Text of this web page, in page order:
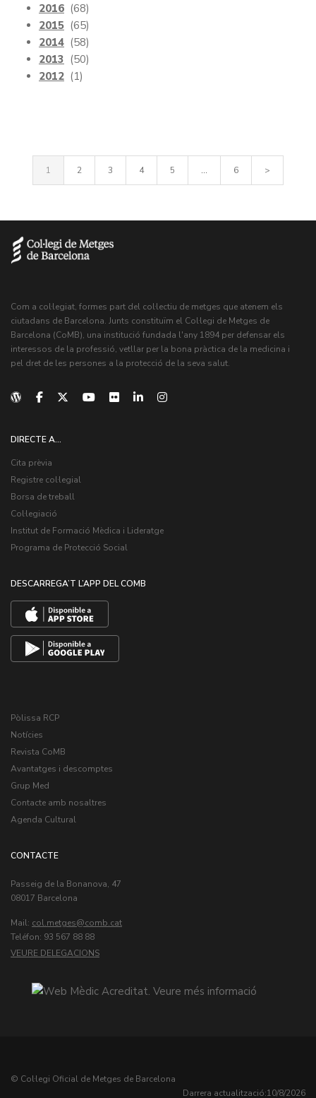
2016 (68)
2015 (65)
2014 (58)
2013 (50)
2012 (1)
1 2 3 4 5 ... 6 >
Com a col·legiat, formes part del col·lectiu de metges que atenem els
ciutadans de Barcelona. Junts constituïm el Col·legi de Metges de
Barcelona (CoMB), una institució fundada l'any 1894 per defensar els
interessos de la professió, vetllar per la bona pràctica de la medicina i
pel dret de les persones a la protecció de la seva salut.
DIRECTE A...
Cita prèvia
Registre col·legial
Borsa de treball
Col·legiació
Institut de Formació Mèdica i Lideratge
Programa de Protecció Social
DESCARREGA’T L’APP DEL COMB
Pòlissa RCP
Notícies
Revista CoMB
Avantatges i descomptes
Grup Med
Contacte amb nosaltres
Agenda Cultural
CONTACTE
Passeig de la Bonanova, 47
08017 Barcelona
Mail: col.metges
Teléfon: 93 567 88 88
VEURE DELEGACIONS
© Col·legi Oficial de Metges de Barcelona
Darrera actualització:10/8/2026